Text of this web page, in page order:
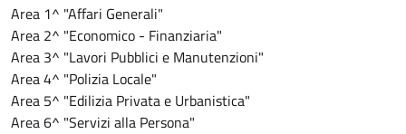
Area 1^ "Affari Generali"
Area 2^ "Economico - Finanziaria"
Area 3^ "Lavori Pubblici e Manutenzioni"
Area 4^ "Polizia Locale"
Area 5^ "Edilizia Privata e Urbanistica"
Area 6^ "Servizi alla Persona"